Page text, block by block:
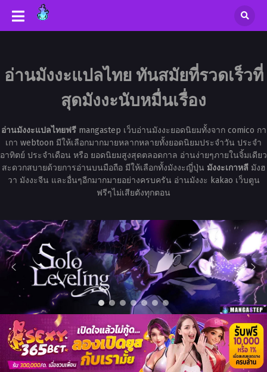
อ่านมังงะแปลไทย ทันสมัยที่รวดเร็วที่
สุดมังงะนับหมื่นเรื่อง
อ่านมังงะแปลไทยฟรีmangastep เว็บอ่านมังงะยอดนิยมทั้งจาก comico กา
เกา webtoon มีให้เลือกมากมายหลากหลายทั้งยอดนิยมประจำวัน ประจำ
อาทิตย์ ประจำเดือน หรือ ยอดนิยมสูงสุดตลอดกาล อ่านง่ายๆภายในจิ้มเดียว
สะดวกสบายด้วยการอ่านบนมือถือ มีให้เลือกทั้งมังงะญี่ปุ่น มังงะเกาหลีมังฮ
วา มังงะจีน และอื่นๆอีกมากมายอย่างครบครัน อ่านมังงะ kakao เว็บตูน
ฟรีๆไม่เสียตังทุกตอน